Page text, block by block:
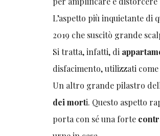
L’aspetto più inquietante di
2019 che suscitò grande
Si tratta, infatti, di
disfacimento, utilizzati
Un altro grande pilastro
dei morti. Questo aspetto
porta con sé una forte